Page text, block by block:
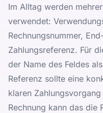
Im Alltag werden
verwendet:
Rechnungsnummer,
Zahlungsreferenz. Für
der Name des Feldes
Referenz sollte eine
klaren
Rechnung kann das die